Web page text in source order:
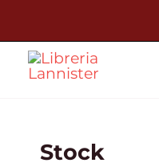
al
contenido
Stock